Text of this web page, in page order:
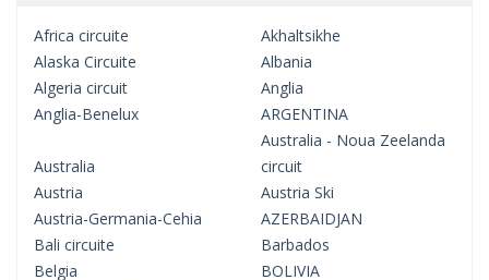
Africa circuite
Akhaltsikhe
Alaska Circuite
Albania
Algeria circuit
Anglia
Anglia-Benelux
ARGENTINA
Australia
Australia - Noua Zeelanda
circuit
Austria
Austria Ski
Austria-Germania-Cehia
AZERBAIDJAN
Bali circuite
Barbados
Belgia
BOLIVIA